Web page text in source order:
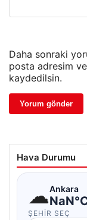
Daha sonraki
posta adresim
kaydedilsin.
Hava Durumu
☁Ankara
ŞEHIR SEÇ